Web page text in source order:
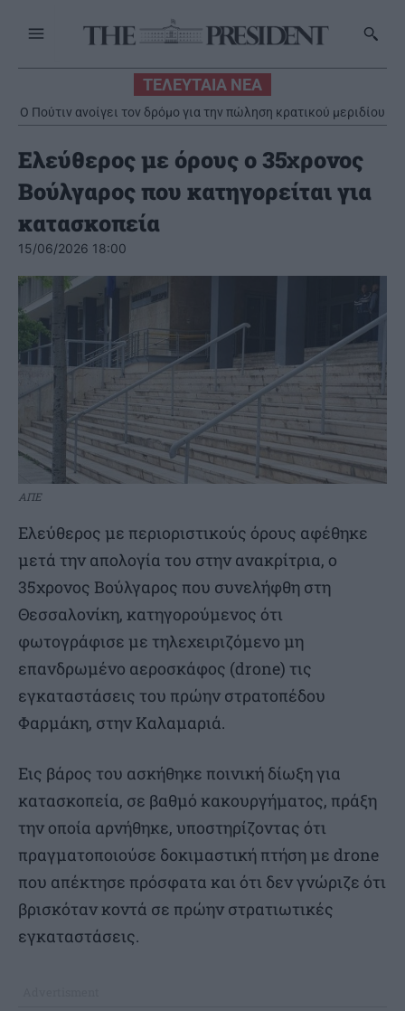
ΤΕΛΕΥΤΑΙΑ ΝΕΑ
Ο Πούτιν ανοίγει τον δρόμο για την πώληση κρατικού μεριδίου
30% στο μεγαλύτερο αεροδρόμιο της Μόσχας
Ελεύθερος με όρους ο 35χρονος
Βούλγαρος που κατηγορείται για
κατασκοπεία
15/06/2026 18:00
ΑΠΕ
Ελεύθερος με περιοριστικούς όρους αφέθηκε
μετά την απολογία του στην ανακρίτρια, ο
35χρονος Βούλγαρος που συνελήφθη στη
Θεσσαλονίκη, κατηγορούμενος ότι
φωτογράφισε με τηλεχειριζόμενο μη
επανδρωμένο αεροσκάφος (drone) τις
εγκαταστάσεις του πρώην στρατοπέδου
Φαρμάκη, στην Καλαμαριά.
Εις βάρος του ασκήθηκε ποινική δίωξη για
κατασκοπεία, σε βαθμό κακουργήματος, πράξη
την οποία αρνήθηκε, υποστηρίζοντας ότι
πραγματοποιούσε δοκιμαστική πτήση με drone
που απέκτησε πρόσφατα και ότι δεν γνώριζε ότι
βρισκόταν κοντά σε πρώην στρατιωτικές
εγκαταστάσεις.